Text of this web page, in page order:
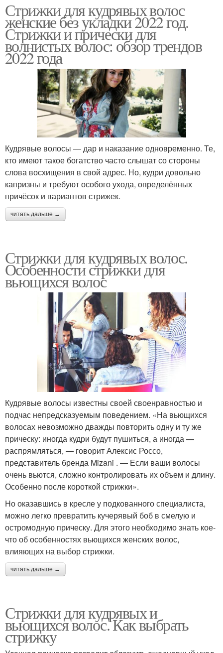
Стрижки для кудрявых волос
женские без укладки 2022 год.
Стрижки и прически для
волнистых волос: обзор трендов
2022 года
Кудрявые волосы — дар и наказание одновременно. Те,
кто имеют такое богатство часто слышат со стороны
слова восхищения в свой адрес. Но, кудри довольно
капризны и требуют особого ухода, определённых
причёсок и вариантов стрижек.
читать дальше →
Стрижки для кудрявых волос.
Особенности стрижки для
вьющихся волос
Кудрявые волосы известны своей своенравностью и
подчас непредсказуемым поведением. «На вьющихся
волосах невозможно дважды повторить одну и ту же
прическу: иногда кудри будут пушиться, а иногда —
распрямляться, — говорит Алексис Россо,
представитель бренда Mizani . — Если ваши волосы
очень вьются, сложно контролировать их объем и длину.
Особенно после короткой стрижки».
Но оказавшись в кресле у подкованного специалиста,
можно легко превратить кучерявый боб в смелую и
остромодную прическу. Для этого необходимо знать кое-
что об особенностях вьющихся женских волос,
влияющих на выбор стрижки.
читать дальше →
Стрижки для кудрявых и
вьющихся волос. Как выбрать
стрижку